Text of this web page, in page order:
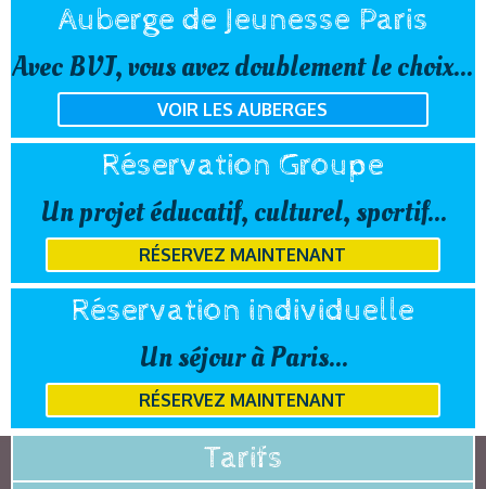
Auberge de Jeunesse Paris
Avec BVJ, vous avez doublement le choix...
VOIR LES AUBERGES
Réservation Groupe
Un projet éducatif, culturel, sportif...
RÉSERVEZ MAINTENANT
Réservation individuelle
Un séjour à Paris...
RÉSERVEZ MAINTENANT
Tarifs